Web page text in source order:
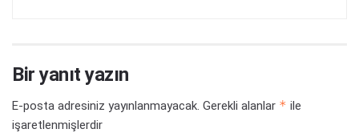
Bir yanıt yazın
E-posta adresiniz yayınlanmayacak. Gerekli alanlar * ile
işaretlenmişlerdir